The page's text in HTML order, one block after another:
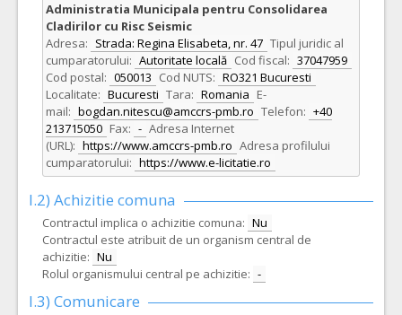
Administratia Municipala pentru Consolidarea
Cladirilor cu Risc Seismic
Adresa: Strada: Regina Elisabeta, nr. 47 Tipul juridic al
cumparatorului: Autoritate locală Cod fiscal: 37047959
Cod postal: 050013 Cod NUTS: RO321 Bucuresti
Localitate: Bucuresti Tara: Romania E-
mail: bogdan.nitescu@amccrs-pmb.ro Telefon: +40
213715050 Fax: - Adresa Internet
(URL): https://www.amccrs-pmb.ro Adresa profilului
cumparatorului: https://www.e-licitatie.ro
I.2) Achizitie comuna
Contractul implica o achizitie comuna: Nu
Contractul este atribuit de un organism central de
achizitie: Nu
Rolul organismului central pe achizitie: -
I.3) Comunicare